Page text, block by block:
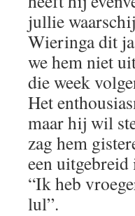
jullie
Wieringa dit
we hem niet
die week
Het
maar hij wil
zag hem
een
“Ik heb
lul”.